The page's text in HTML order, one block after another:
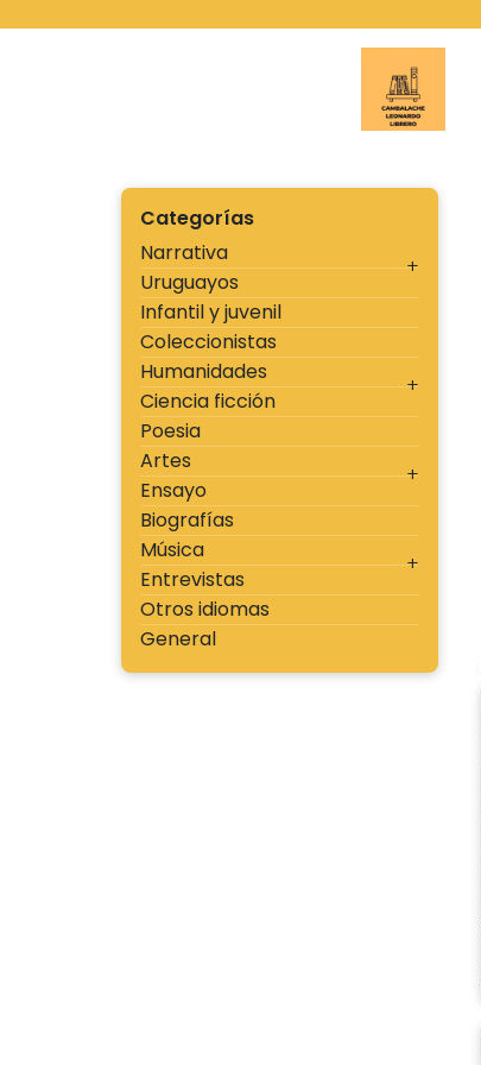
Categorías
Narrativa
Uruguayos
Infantil y juvenil
Coleccionistas
Humanidades
Ciencia ficción
Poesia
Artes
Ensayo
Biografías
Música
Entrevistas
Otros idiomas
General